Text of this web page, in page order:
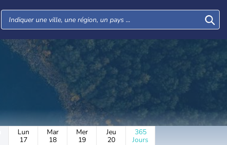
Lun
17
Mar
18
Mer
19
Jeu
20
365
Jours